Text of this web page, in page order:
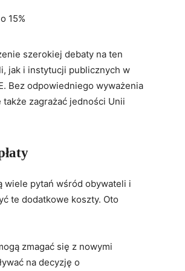
15%
szerokiej debaty na ten
jak i instytucji publicznych w
Bez odpowiedniego wyważenia
zagrażać jedności Unii
wiele pytań wśród obywateli i
te dodatkowe koszty. Oto
zmagać się z nowymi
na decyzję o